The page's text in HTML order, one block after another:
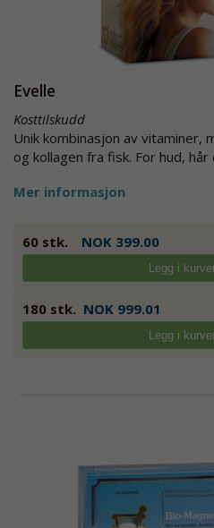
Evelle
Kosttilskudd
Unik kombinasjon av vitaminer,
og kollagen fra fisk. For hud, hår
Mer informasjon
60 stk. NOK 399.00
Legg i
180 stk. NOK 999.01
Legg i